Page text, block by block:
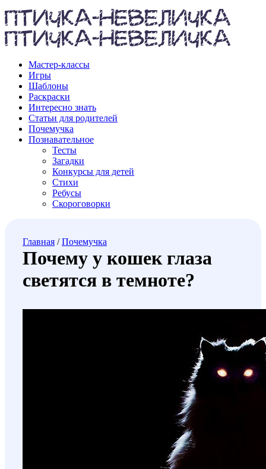
Мастер-классы
Игры
Шаблоны
Раскраски
Интересно знать
Статьи для родителей
Почемучка
Познавательное
Тесты
Загадки
Конкурсы для детей
Стихи
Ребусы
Скороговорки
Главная /Почемучка
Почему у кошек глаза
светятся в темноте?